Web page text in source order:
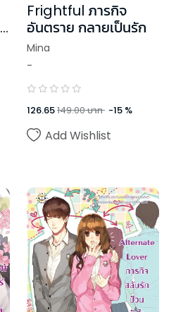
Frightful ภารกิจ
อันตราย กลายเป็นรัก
Mina
-
126.65149.00บาท -15 %
Add Wishlist